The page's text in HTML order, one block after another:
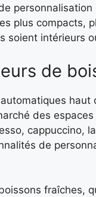
plus compacts,
soient intérieurs
de
haut
des
cappuccino,
de
fraîches,